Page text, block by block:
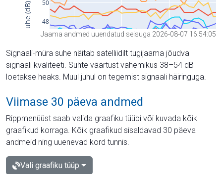
Jaama andmed uuendatud seisuga 2026-08-07 16:54:05
Signaali-müra suhe näitab satelliidilt tugijaama jõudva
signaali kvaliteeti. Suhte väärtust vahemikus 38–54 dB
loetakse heaks. Muul juhul on tegemist signaali häiringuga.
Viimase 30 päeva andmed
Rippmenüüst saab valida graafiku tüübi või kuvada kõik
graafikud korraga. Kõik graafikud sisaldavad 30 päeva
andmeid ning uuenevad kord tunnis.
Vali graafiku tüüp